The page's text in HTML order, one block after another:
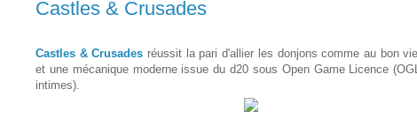
Castles & Crusades
Castles & Crusades réussit la pari d'allier les donjons comme au bon
et une mécanique moderne issue du d20 sous Open Game Licence
intimes).